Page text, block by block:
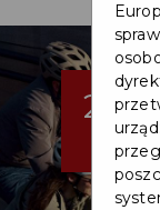
29